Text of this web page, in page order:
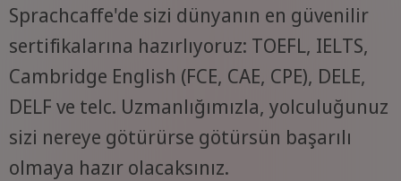
Sprachcaffe'de sizi dünyanın en güvenilir
sertifikalarına hazırlıyoruz: TOEFL, IELTS,
Cambridge English (FCE, CAE, CPE), DELE,
DELF ve telc. Uzmanlığımızla, yolculuğunuz
sizi nereye götürürse götürsün başarılı
olmaya hazır olacaksınız.